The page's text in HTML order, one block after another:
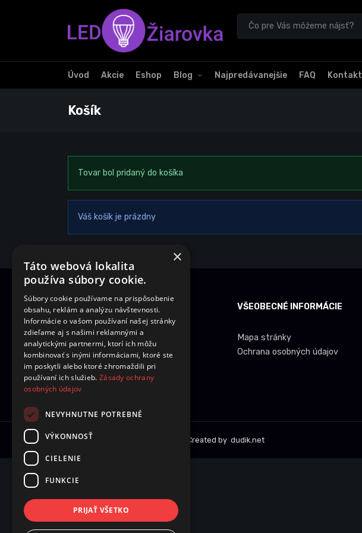
Úvod Akcie Eshop Blog Najpredávanejšie FAQ Kontakt
Košík
Tovar bol pridaný do košíka
Váš košík je prázdny
INFORMÁCIE O NÁKUPE
Dobrava a množstevné zľavy
Obchodné podmienky
Reklamácie
Vrátenie tovaru
VŠEOBECNÉ INFORMÁCIE
Mapa stránky
Ochrana osobných údajov
Copyright © 2014 . Created by dudik.net
×
Táto webová lokalita
používa súbory cookie.
Súbory cookie používame na prispôsobenie
obsahu, reklám a analýzu návštevnosti.
Informácie o vašom používaní našej stránky
zdieľame aj s našimi reklamnými a
analytickými partnermi, ktorí ich môžu
kombinovať s inými informáciami, ktoré ste
im poskytli alebo ktoré zhromaždili pri
používaní ich služieb. Zásady ochrany
osobných údajov
NEVYHNUTNE POTREBNÉ
VÝKONNOSŤ
CIELENIE
FUNKCIE
PRIJAŤ VŠETKO